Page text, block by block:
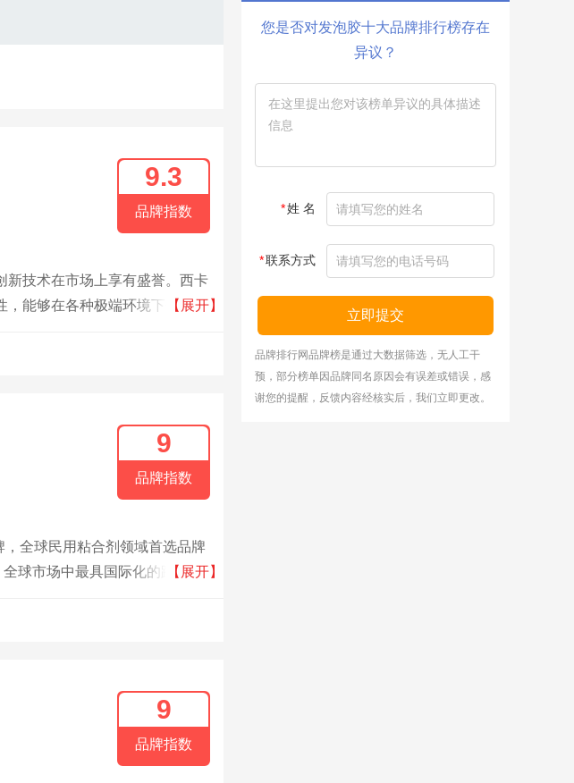
9.3
品牌指数
新技术在市场上享有盛誉。西卡
，能够在各种极端环境下保持优
【展开】
9
品牌指数
全球民用粘合剂领域首选品牌
球市场中最具国际化的跨国集
【展开】
9
品牌指数
您是否对发泡胶十大品牌排行榜存在
异议？
*姓 名
*联系方式
立即提交
品牌排行网品牌榜是通过大数据筛选，无人工干
预，部分榜单因品牌同名原因会有误差或错误，感
谢您的提醒，反馈内容经核实后，我们立即更改。